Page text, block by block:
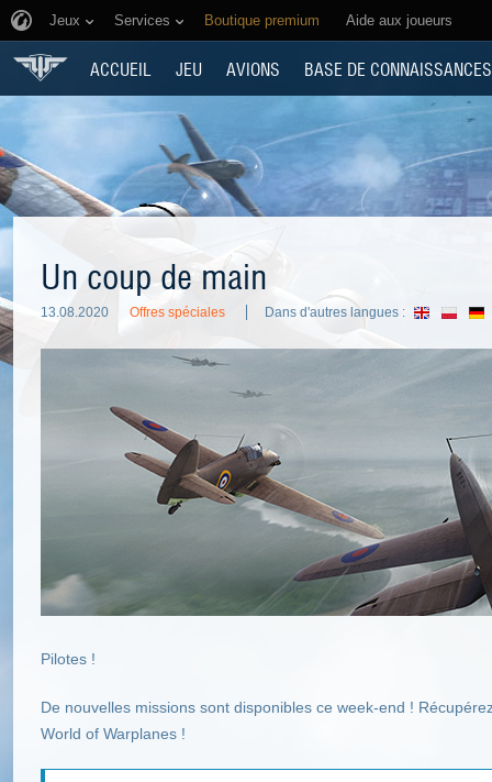
Jeux Services Boutique premium Aide aux joueurs
ACCUEIL JEU AVIONS BASE DE CONNAISSANCES
Un coup de main
13.08.2020 Offres spéciales Dans d'autres langues :
Pilotes !
De nouvelles missions sont disponibles ce week-end !
World of Warplanes !